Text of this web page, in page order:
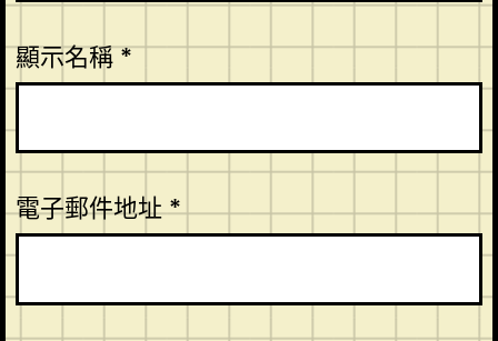
顯示名稱*
電子郵件地址*